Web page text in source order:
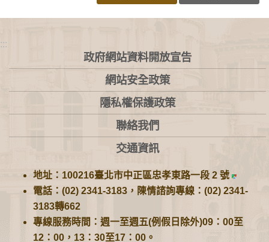
:::
政府網站資料開放宣告
網站安全政策
隱私權保護政策
聯絡我們
交通資訊
地址：100216臺北市中正區忠孝東路一段 2 號
電話：(02) 2341-3183，陳情諮詢專線：(02) 2341-
3183轉662
專線服務時間：週一至週五(例假日除外)09：00至
12：00，13：30至17：00。